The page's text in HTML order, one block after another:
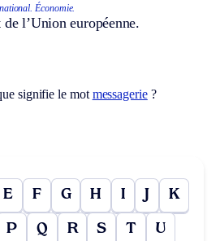
Économie.
l’Union européenne.
signifie le mot messagerie?
E F G H I J K
P Q R S T U